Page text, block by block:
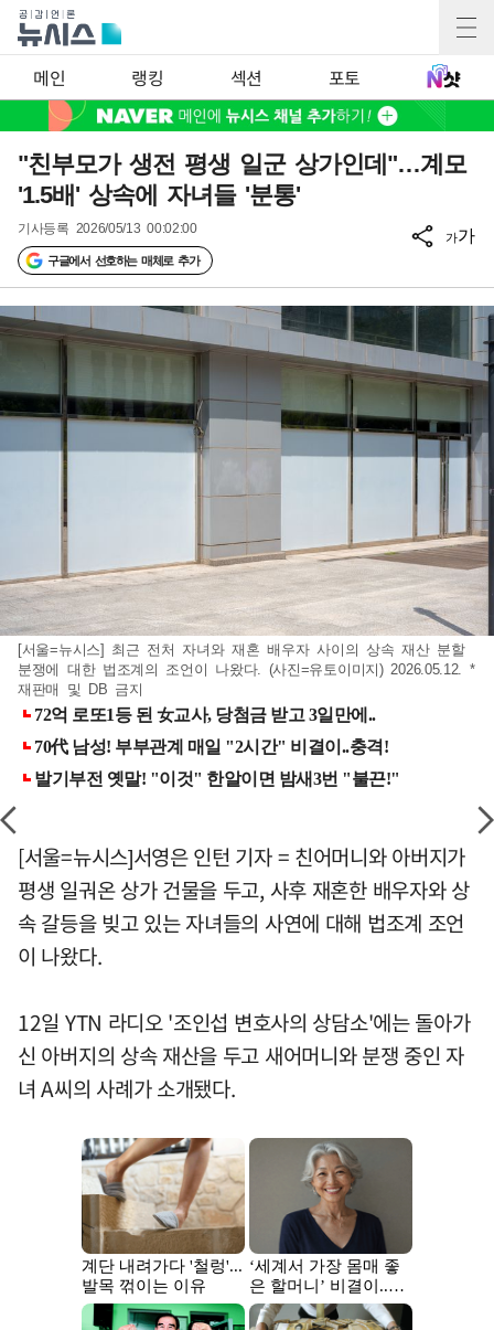
메인 랭킹 섹션 포토
"친부모가 생전 평생 일군 상가인데"…계모
'1.5배' 상속에 자녀들 '분통'
기사등록 2026/05/13 00:02:00
구글에서 선호하는 매체로 추가
가가
[서울=뉴시스] 최근 전처 자녀와 재혼 배우자 사이의 상속 재산 분할
분쟁에 대한 법조계의 조언이 나왔다. (사진=유토이미지) 2026.05.12. *
재판매 및 DB 금지
[서울=뉴시스]서영은 인턴 기자 = 친어머니와 아버지가
평생 일궈온 상가 건물을 두고, 사후 재혼한 배우자와 상
속 갈등을 빚고 있는 자녀들의 사연에 대해 법조계 조언
이 나왔다.
12일 YTN 라디오 '조인섭 변호사의 상담소'에는 돌아가
신 아버지의 상속 재산을 두고 새어머니와 분쟁 중인 자
녀 A씨의 사례가 소개됐다.